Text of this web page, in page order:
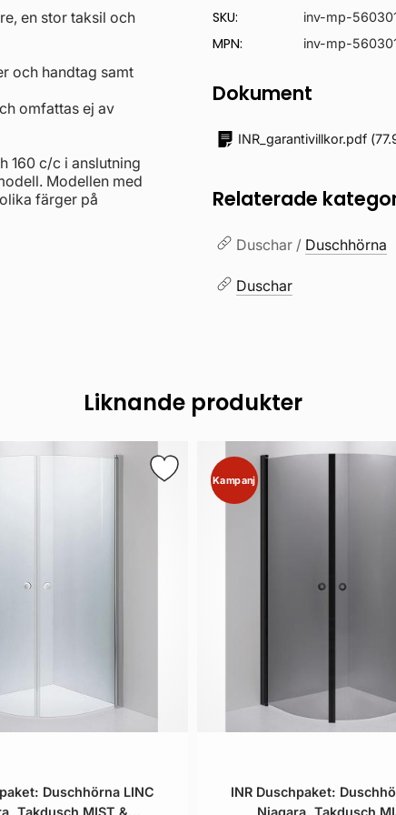
en stor taksil och
och handtag samt
omfattas ej av
160 c/c i anslutning
Modellen med
färger på
SKU: inv-mp-
MPN: inv-mp-
Dokument
INR_garantivillkor.pdf (
Relaterade
Duschar / Duschhörna
Duschar
Liknande produkter
Duschhörna LINC
Takdusch MIST &
Kampanj
INR Duschpaket:
Niagara, Takdusch